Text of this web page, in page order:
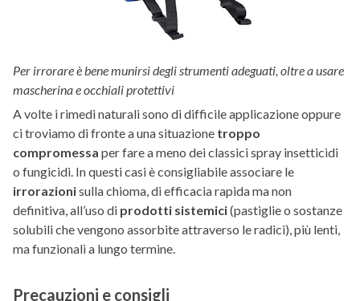
Per irrorare è bene munirsi degli strumenti adeguati, oltre a usare
mascherina e occhiali protettivi
A volte i rimedi naturali sono di difficile applicazione oppure
ci troviamo di fronte a una situazione troppo
compromessa per fare a meno dei classici spray insetticidi
o fungicidi. In questi casi è consigliabile associare le
irrorazionisulla chioma, di efficacia rapida ma non
definitiva, all’uso di prodotti sistemici(pastiglie o sostanze
solubili che vengono assorbite attraverso le radici), più lenti,
ma funzionali a lungo termine.
Precauzioni e consigli